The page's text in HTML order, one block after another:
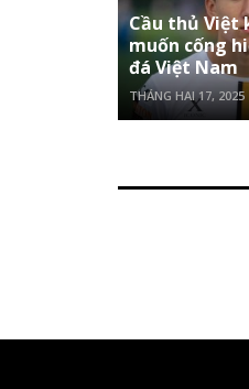
Cầu thủ Việt
muốn cống
đá Việt Nam
THÁNG HAI 17, 2025